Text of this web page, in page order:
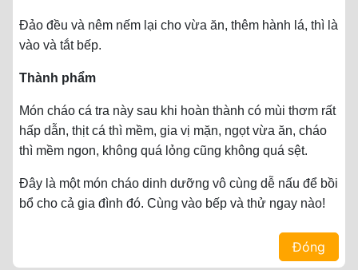
Đảo đều và nêm nếm lại cho vừa ăn, thêm hành lá, thì là
vào và tắt bếp.
Thành phẩm
Món cháo cá tra này sau khi hoàn thành có mùi thơm rất
hấp dẫn, thịt cá thì mềm, gia vị mặn, ngọt vừa ăn, cháo
thì mềm ngon, không quá lỏng cũng không quá sệt.
Đây là một món cháo dinh dưỡng vô cùng dễ nấu để bồi
bổ cho cả gia đình đó. Cùng vào bếp và thử ngay nào!